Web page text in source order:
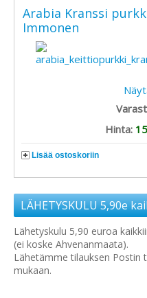
Arabia Kranssi
Immonen
Hinta:
Lisää ostoskoriin
LÄHETYSKULU 5,90e
Lähetyskulu 5,90 euroa
(ei koske Ahvenanmaata).
Lähetämme tilauksen Postin
mukaan.